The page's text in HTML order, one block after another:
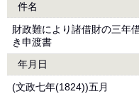
件名
財政難により諸借財の三年
き申渡書
年月日
(文政七年(1824))五月